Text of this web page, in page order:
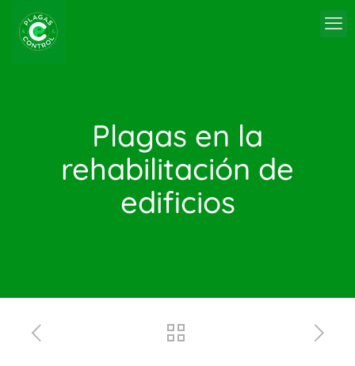
Plagas en la
rehabilitación de
edificios